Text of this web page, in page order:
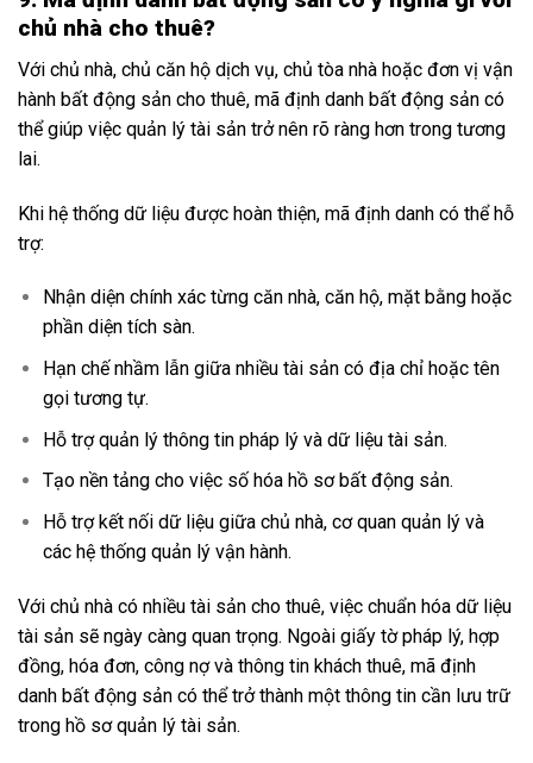
chủ nhà cho thuê?
Với chủ nhà, chủ căn hộ dịch vụ, chủ tòa nhà hoặc đơn vị vận
hành bất động sản cho thuê, mã định danh bất động sản có
thể giúp việc quản lý tài sản trở nên rõ ràng hơn trong tương
lai.
Khi hệ thống dữ liệu được hoàn thiện, mã định danh có thể hỗ
trợ:
Nhận diện chính xác từng căn nhà, căn hộ, mặt bằng hoặc
phần diện tích sàn.
Hạn chế nhầm lẫn giữa nhiều tài sản có địa chỉ hoặc tên
gọi tương tự.
Hỗ trợ quản lý thông tin pháp lý và dữ liệu tài sản.
Tạo nền tảng cho việc số hóa hồ sơ bất động sản.
Hỗ trợ kết nối dữ liệu giữa chủ nhà, cơ quan quản lý và
các hệ thống quản lý vận hành.
Với chủ nhà có nhiều tài sản cho thuê, việc chuẩn hóa dữ liệu
tài sản sẽ ngày càng quan trọng. Ngoài giấy tờ pháp lý, hợp
đồng, hóa đơn, công nợ và thông tin khách thuê, mã định
danh bất động sản có thể trở thành một thông tin cần lưu trữ
trong hồ sơ quản lý tài sản.